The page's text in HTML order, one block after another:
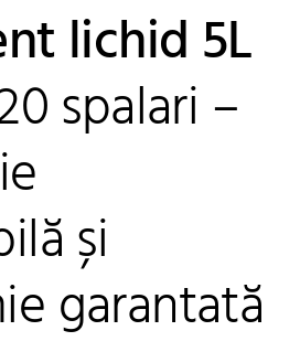
lichid 5L
spalari –
și
garantată